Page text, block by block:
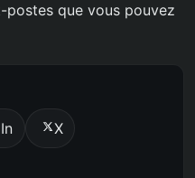
postes que vous pouvez
X